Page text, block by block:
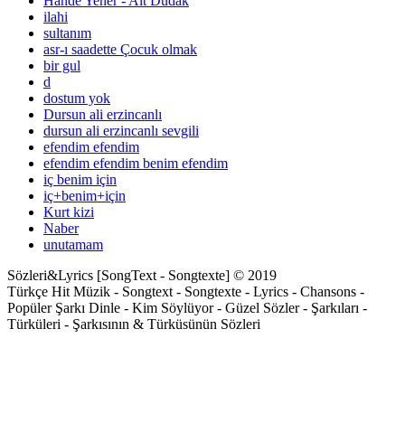
ilahi
sultanım
asr-ı saadette Çocuk olmak
bir gul
d
dostum yok
Dursun ali erzincanlı
dursun ali erzincanlı sevgili
efendim efendim
efendim efendim benim efendim
iç benim için
iç+benim+için
Kurt kizi
Naber
unutamam
Sözleri&Lyrics [SongText - Songtexte] © 2019
Türkçe Hit Müzik - Songtext - Songtexte - Lyrics - Chansons -
Popüler Şarkı Dinle - Kim Söylüyor - Güzel Sözler - Şarkıları -
Türküleri - Şarkısının & Türküsünün Sözleri